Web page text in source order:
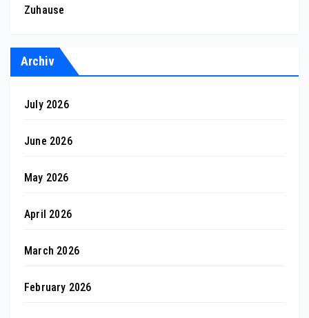
Zuhause
Archiv
July 2026
June 2026
May 2026
April 2026
March 2026
February 2026